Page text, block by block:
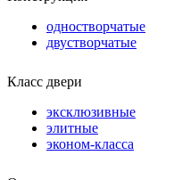
одностворчатые
двустворчатые
Класс двери
эксклюзивные
элитные
эконом-класса